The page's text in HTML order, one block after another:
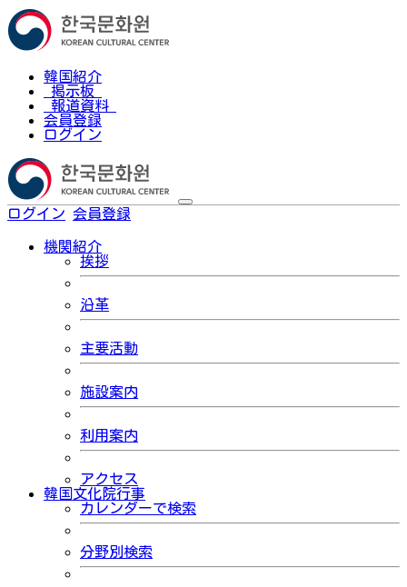
韓国紹介
掲示板
報道資料
会員登録
ログイン
ログイン 会員登録
機関紹介
挨拶
沿革
主要活動
施設案内
利用案内
アクセス
韓国文化院行事
カレンダーで検索
分野別検索